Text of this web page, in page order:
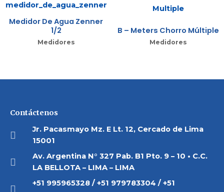
Medidor De Agua Zenner
1/2
Medidores
B – Meters Chorro Múltiple
Medidores
Contáctenos
Jr. Pacasmayo Mz. E Lt. 12, Cercado de Lima
15001
Av. Argentina N° 327 Pab. B1 Pto. 9 – 10 • C.C.
LA BELLOTA – LIMA – LIMA
+51 995965328 / +51 979783304 / +51